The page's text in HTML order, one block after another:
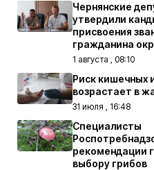
Чернянские
утвердили
присвоения
гражданина
1 августа , 08:10
Риск кишечных
возрастает в
31 июля , 16:48
Специалисты
рекомендации
выбору грибов